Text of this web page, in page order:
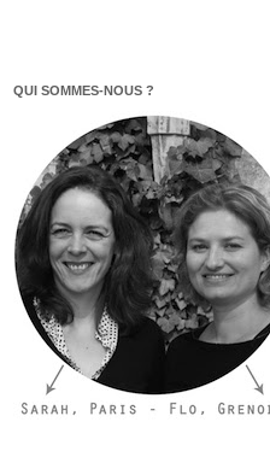
QUI SOMMES-NOUS ?